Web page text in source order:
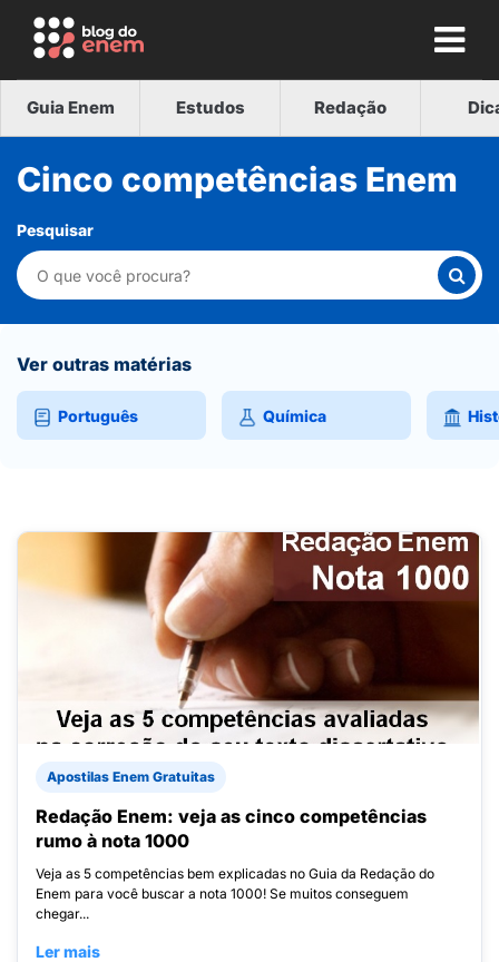
Guia Enem Estudos Redação
Cinco competências Enem
Pesquisar
Ver outras matérias
Português Química
Apostilas Enem Gratuitas
Redação Enem: veja as cinco competências
rumo à nota 1000
Veja as 5 competências bem explicadas no Guia da Redação do
Enem para você buscar a nota 1000! Se muitos conseguem
chegar...
Ler mais